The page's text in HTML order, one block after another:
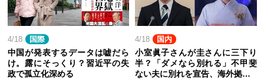
4/18 国際
中国が発表するデータは嘘だら
け。露にそっくり？習近平の失
政で孤立化深める
4/18 国内
小室眞子さんが圭さんに三下り
半？「ダメなら別れる」不甲斐
ない夫に別れを宣告、海外拠…